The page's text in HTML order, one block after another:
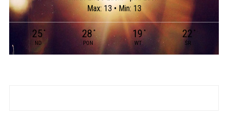
Max: 13 • Min: 13
25 °
ND
28°
PON
19 °
WT
22 °
ŚR